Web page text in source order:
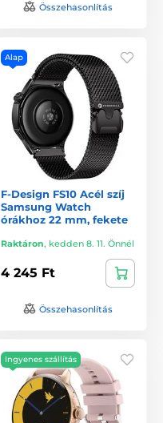
Összehasonlítás
Alap
F-Design FS10 Acél szíj
Samsung Watch
órákhoz 22 mm, fekete
Raktáron, kedden 8. 11. Önnél
4 245 Ft
Összehasonlítás
Ingyenes szállítás